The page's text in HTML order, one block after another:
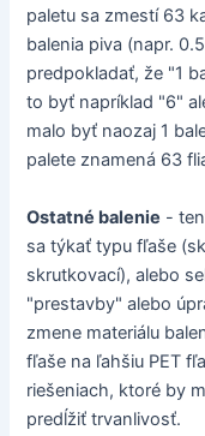
paletu sa zmestí 63
balenia piva (napr.
predpokladať, že "1
to byť napríklad "6"
malo byť naozaj 1
palete znamená 63
Ostatné balenie -
sa týkať typu fľaše
skrutkovací), alebo
"prestavby" alebo
zmene materiálu
fľaše na ľahšiu PET
riešeniach, ktoré by
predĺžiť trvanlivosť.